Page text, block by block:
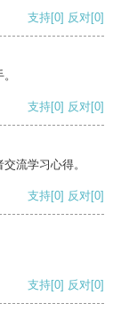
支持[0] 反对[0]
支持[0] 反对[0]
流学习心得。
支持[0] 反对[0]
支持[0] 反对[0]